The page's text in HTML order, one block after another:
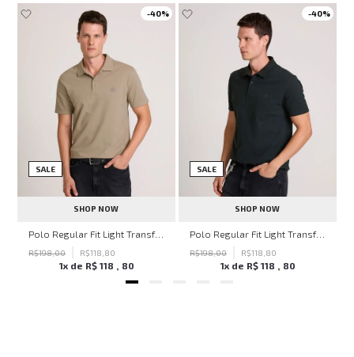
-40%
SALE
SHOP NOW
Polo Regular Fit Light Transfer Bege Médio John John Masculina
R$198,00 R$118,80
1x de R$ 118 , 80
-40%
SALE
SHOP NOW
Polo Regular Fit Light Transfer Verde Escuro John John Masculina
R$198,00 R$118,80
1x de R$ 118 , 80